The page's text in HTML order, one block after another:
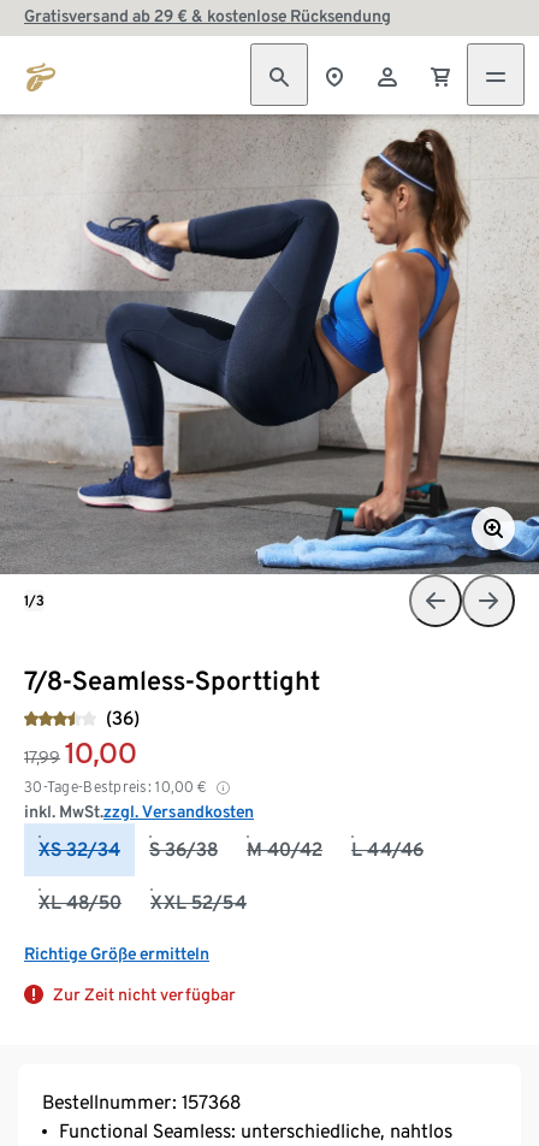
Gratisversand ab 29 € & kostenlose Rücksendung
7/8-Seamless-Sporttight
(36)
17,99 10,00
30-Tage-Bestpreis: 10,00 €
inkl. MwSt.zzgl. Versandkosten
XS 32/34 S 36/38 M 40/42 L 44/46
XL 48/50 XXL 52/54
Richtige Größe ermitteln
Zur Zeit nicht verfügbar
1/3
Bestellnummer: 157368
Functional Seamless: unterschiedliche, nahtlos